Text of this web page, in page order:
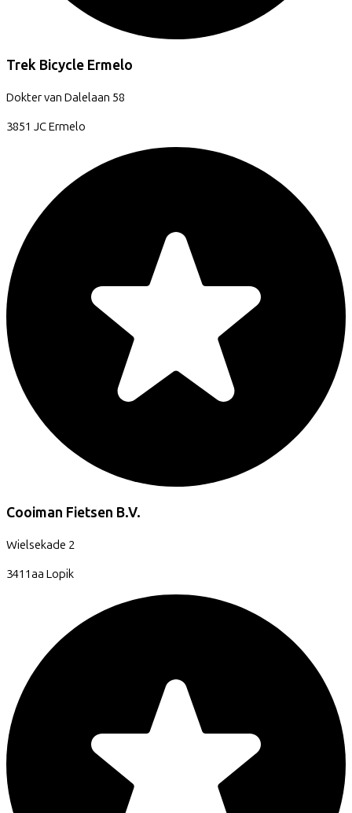
Trek Bicycle Ermelo
Dokter van Dalelaan 58
3851 JCErmelo
Cooiman Fietsen B.V.
Wielsekade 2
3411aa Lopik